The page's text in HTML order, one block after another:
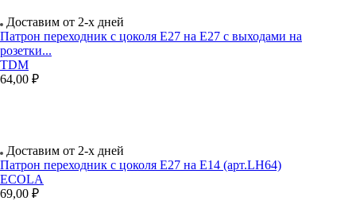
Доставим от 2-х дней
Патрон переходник с цоколя Е27 на Е27 с выходами на
розетки...
TDM
64,00 ₽
Доставим от 2-х дней
Патрон переходник с цоколя Е27 на Е14 (арт.LH64)
ECOLA
69,00 ₽